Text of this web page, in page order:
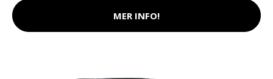
MER INFO!